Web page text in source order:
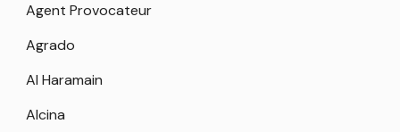
Agent Provocateur
Agrado
Al Haramain
Alcina